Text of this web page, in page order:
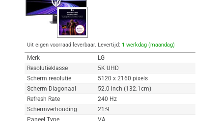
Uit eigen voorraad leverbaar. Levertijd: 1 werkdag (maandag)
Merk
LG
Resolutieklasse
5K UHD
Scherm resolutie
5120 x 2160 pixels
Scherm Diagonaal
52.0 inch (132.1cm)
Refresh Rate
240 Hz
Schermverhouding
21:9